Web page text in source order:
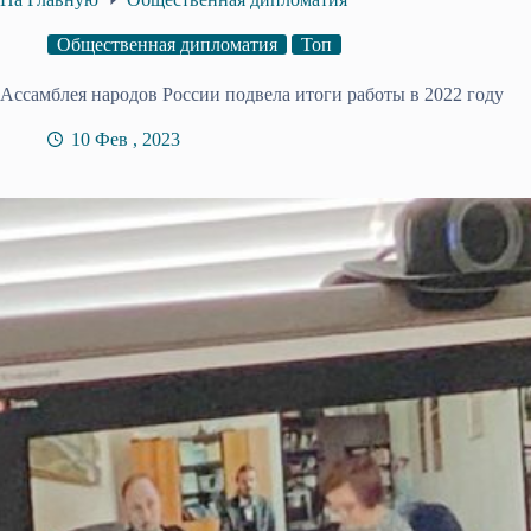
Общественная дипломатия Топ
Ассамблея народов России подвела итоги работы в 2022 году
10 Фев , 2023